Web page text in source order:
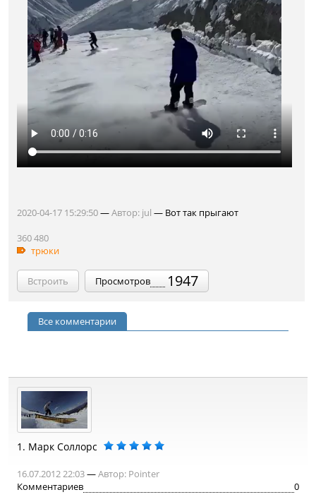
2020-04-17 15:29:50—Автор: jul — Вот так прыгают
360480
трюки
Встроить Просмотров 1947
Все комментарии
1. Марк Соллорс
16.07.2012 22:03—Автор: Pointer
Комментариев
0